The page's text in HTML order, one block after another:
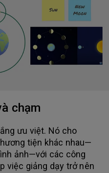
chạm
ưu việt. Nó cho
tiện khác nhau—
ảnh—với các công
việc giảng dạy trở nên